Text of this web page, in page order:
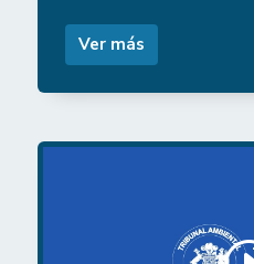
Ver más